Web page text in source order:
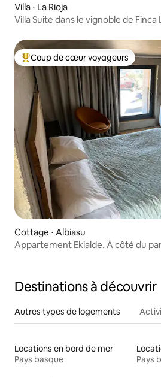
Villa ⋅ La Rioja
Villa Suite dans le vignoble de Finca
Coups de cœur voyageurs les plus
Coup de cœur voyageurs
Cottage ⋅ Albiasu
Appartement Ekialde. À côté du
Destinations à découvrir
Autres types de logements
Locations en bord de mer
Pays basque
Pays